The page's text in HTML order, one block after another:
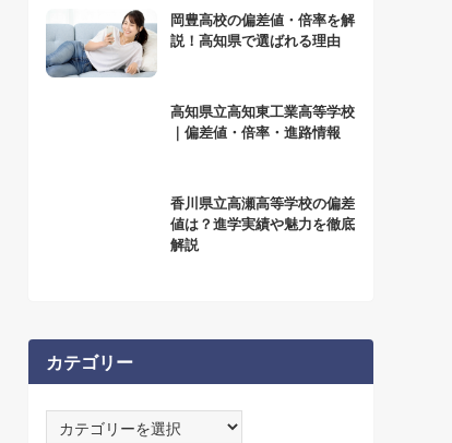
岡豊高校の偏差値・倍率を解
説！高知県で選ばれる理由
高知県立高知東工業高等学校
｜偏差値・倍率・進路情報
香川県立高瀬高等学校の偏差
値は？進学実績や魅力を徹底
解説
カテゴリー